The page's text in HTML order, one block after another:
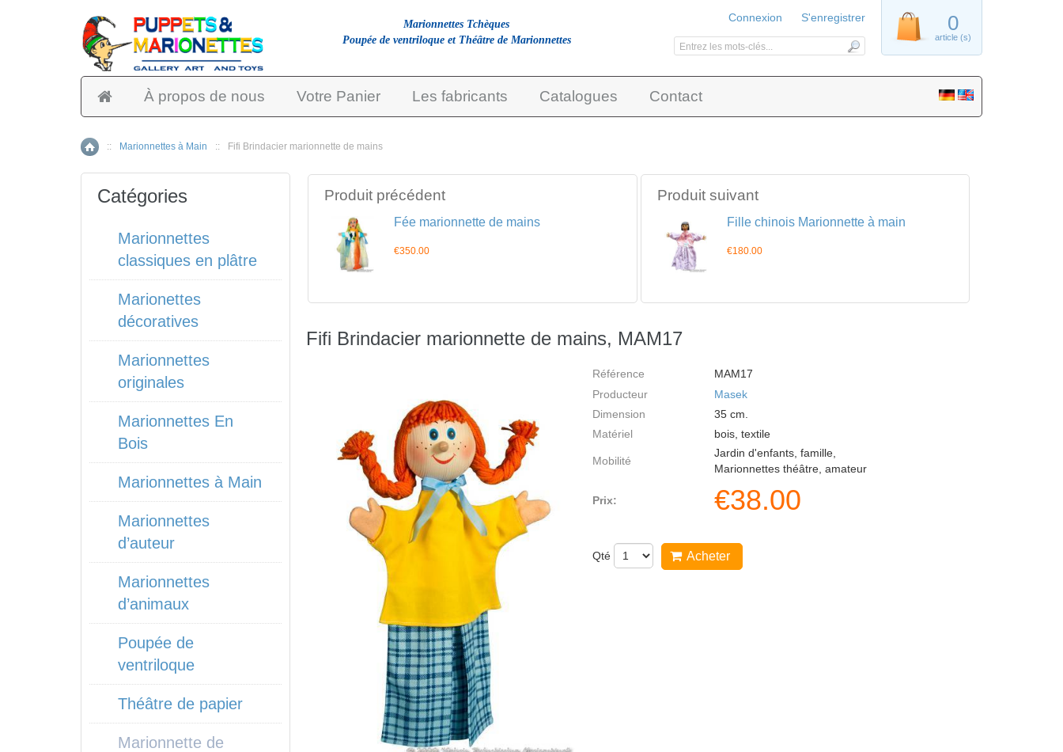
À propos de nous Votre Panier Les fabricants Catalogues Contact
Accueil
:: Marionnettes à Main :: Fifi Brindacier marionnette de mains
Produit précédent
Fée marionnette de mains
€350.00
Produit suivant
Fille chinois Marionnette à main
€180.00
Fifi Brindacier marionnette de mains, MAM17
Référence
MAM17
Producteur
Masek
Dimension
35 cm.
Matériel
bois, textile
Mobilité
Jardin d'enfants, famille,
Marionnettes théâtre, amateur
Prix: €38.00
Qté Acheter
Catégories
Marionnettes
classiques en plâtre
Marionettes
décoratives
Marionnettes
originales
Marionnettes En
Bois
Marionnettes à Main
Marionnettes
d’auteur
Marionnettes
d’animaux
Poupée de
ventriloque
Théâtre de papier
Marionnette de
Marionnettes Tchèques
Poupée de ventriloque et Théâtre de Marionnettes
0
article (s)
Connexion S'enregistrer